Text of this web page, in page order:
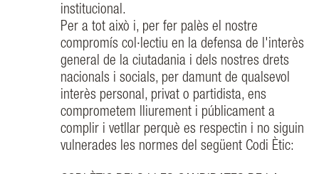
institucional.
Per a tot això i, per fer palès el nostre
compromís col·lectiu en la defensa de l'interès
general de la ciutadania i dels nostres drets
nacionals i socials, per damunt de qualsevol
interès personal, privat o partidista, ens
comprometem lliurement i públicament a
complir i vetllar perquè es respectin i no siguin
vulnerades les normes del següent Codi Ètic: